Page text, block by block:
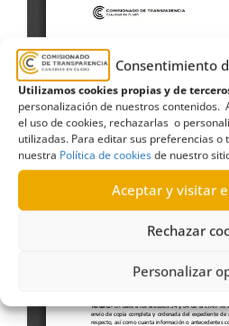
Consentimiento
Utilizamos cookies propias y de
personalización de nuestros contenidos.
el uso de cookies, rechazarlas o
utilizadas. Para editar sus preferencias
nuestra Política de cookiesde nuestro
Aceptar y visitar
Rechazar
Personalizar